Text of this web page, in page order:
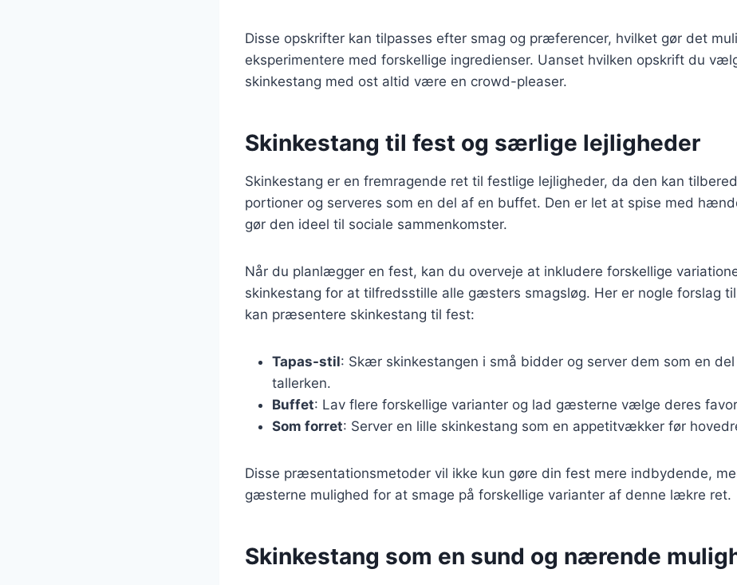
Disse opskrifter kan tilpasses efter smag og præferencer, hvilket gør det
eksperimentere med forskellige ingredienser. Uanset hvilken opskrift du
skinkestang med ost altid være en crowd-pleaser.
Skinkestang til fest og særlige lejligheder
Skinkestang er en fremragende ret til festlige lejligheder, da den kan
portioner og serveres som en del af en buffet. Den er let at spise med
gør den ideel til sociale sammenkomster.
Når du planlægger en fest, kan du overveje at inkludere forskellige
skinkestang for at tilfredsstille alle gæsters smagsløg. Her er nogle forslag
kan præsentere skinkestang til fest:
Tapas-stil: Skær skinkestangen i små bidder og server dem som en
tallerken.
Buffet: Lav flere forskellige varianter og lad gæsterne vælge deres
Som forret: Server en lille skinkestang som en appetitvækker før
Disse præsentationsmetoder vil ikke kun gøre din fest mere indbydende,
gæsterne mulighed for at smage på forskellige varianter af denne lækre ret.
Skinkestang som en sund og nærende